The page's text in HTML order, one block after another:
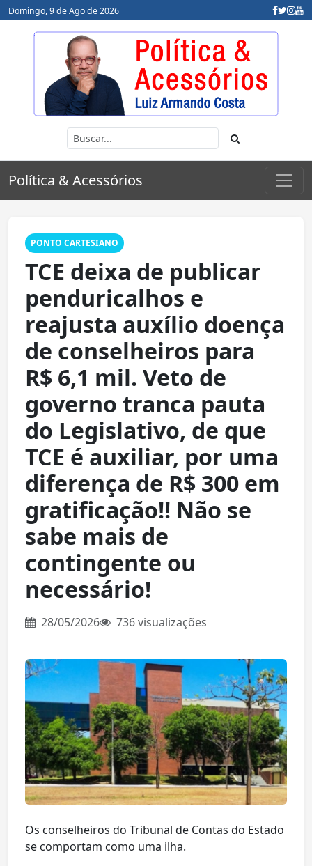
Domingo, 9 de Ago de 2026
Política & Acessórios
PONTO CARTESIANO
TCE deixa de publicar
penduricalhos e
reajusta auxílio doença
de conselheiros para
R$ 6,1 mil. Veto de
governo tranca pauta
do Legislativo, de que
TCE é auxiliar, por uma
diferença de R$ 300 em
gratificação!! Não se
sabe mais de
contingente ou
necessário!
28/05/2026 736 visualizações
Os conselheiros do Tribunal de Contas do Estado
se comportam como uma ilha.